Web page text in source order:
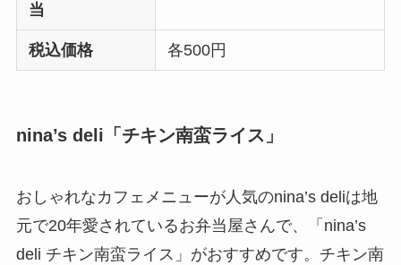
当
税込価格 各500円
nina’s deli「チキン南蛮ライス」
おしゃれなカフェメニューが人気のnina’s deliは地
元で20年愛されているお弁当屋さんで、「nina’s
deli チキン南蛮ライス」がおすすめです。チキン南